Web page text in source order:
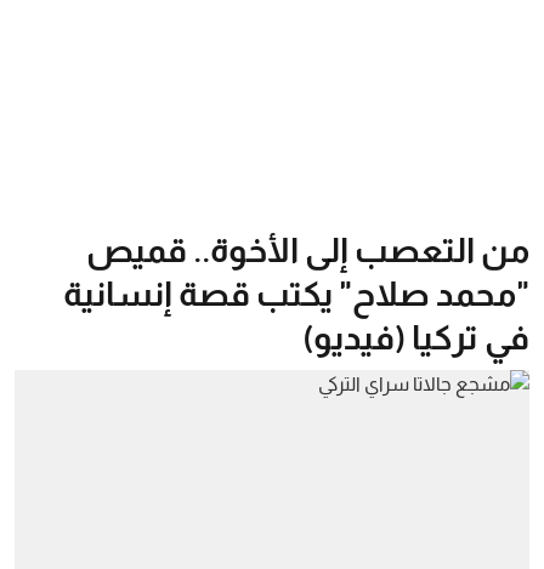
من التعصب إلى الأخوة.. قميص
"محمد صلاح" يكتب قصة إنسانية
في تركيا (فيديو)